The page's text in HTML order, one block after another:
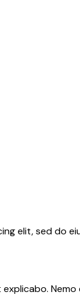
elit, sed do